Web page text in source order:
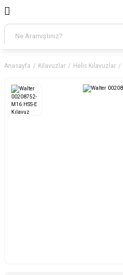
Anasayfa Kılavuzlar Helis Kılavuzlar